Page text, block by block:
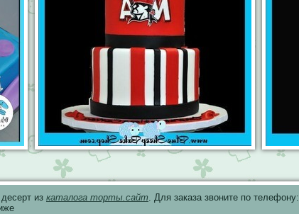
из каталога торты.сайт. Для заказа звоните по телефону: